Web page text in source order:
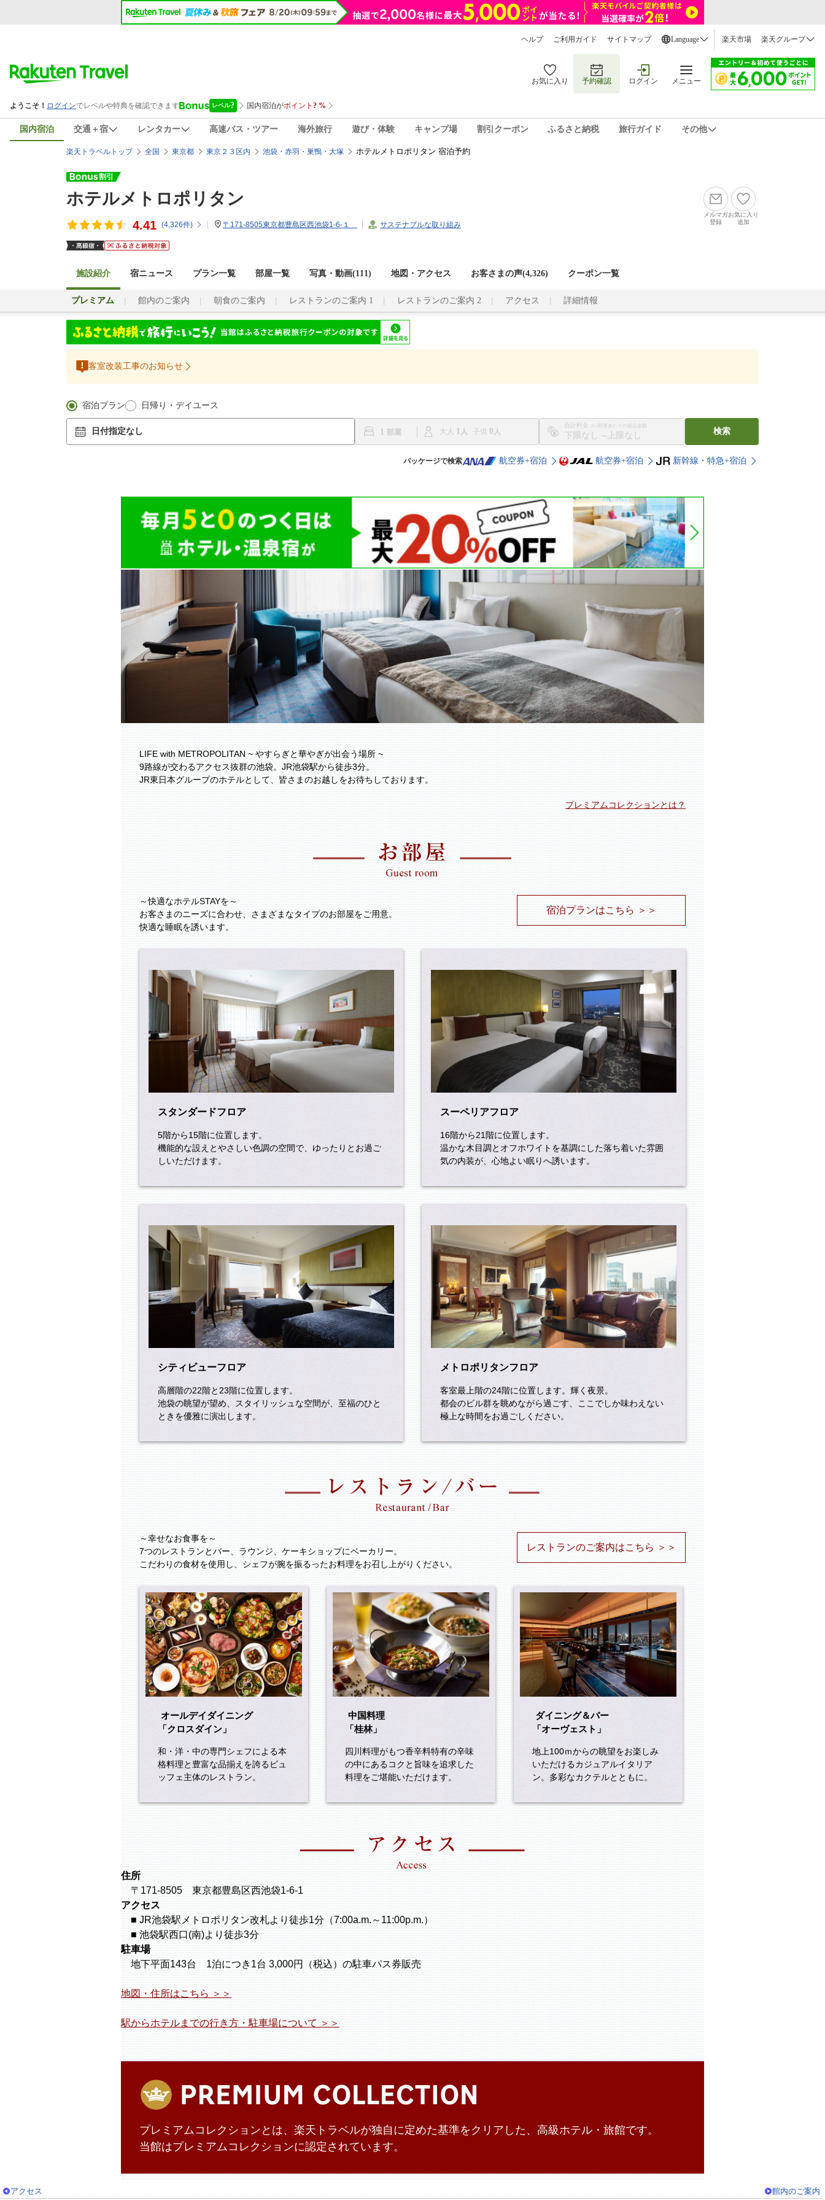
ヘルプ ご利用ガイド サイトマップ Language 楽天市場 楽天グループ
お気に入り 予約確認 ログイン メニュー
国内宿泊 交通＋宿 レンタカー 高速バス・ツアー 海外旅行 遊び・体験 キャンプ場 割引クーポン ふるさと納税 旅行ガイド その他
楽天トラベルトップ 全国 東京都 東京２３区内 池袋・赤羽・巣鴨・大塚 ホテルメトロポリタン 宿泊予約
ホテルメトロポリタン
4.41 (4,326件) 〒171-8505東京都豊島区西池袋1-6-１ サステナブルな取り組み
メルマガ
登録
お気に入り
追加
施設紹介 宿ニュース プラン一覧 部屋一覧 写真・動画(111) 地図・アクセス お客さまの声(4,326) クーポン一覧
プレミアム 館内のご案内 朝食のご案内 レストランのご案内 1 レストランのご案内 2 アクセス 詳細情報
客室改装工事のお知らせ
宿泊プラン 日帰り・デイユース
日付指定なし 1 大人 1 子供 0
合計料金 ※1部屋あたりの税込金額
〜
検索
パッケージで検索 航空券+宿泊 航空券+宿泊 新幹線・特急+宿泊
LIFE with METROPOLITAN ~ やすらぎと華やぎが出会う場所 ~
9路線が交わるアクセス抜群の池袋。JR池袋駅から徒歩3分。
JR東日本グループのホテルとして、皆さまのお越しをお待ちしております。
プレミアムコレクションとは？
～快適なホテルSTAYを～
お客さまのニーズに合わせ、さまざまなタイプのお部屋をご用意。
快適な睡眠を誘います。
宿泊プランはこちら ＞＞
スタンダードフロア
5階から15階に位置します。
機能的な設えとやさしい色調の空間で、ゆったりとお過ご
しいただけます。
スーペリアフロア
16階から21階に位置します。
温かな木目調とオフホワイトを基調にした落ち着いた雰囲
気の内装が、心地よい眠りへ誘います。
シティビューフロア
高層階の22階と23階に位置します。
池袋の眺望が望め、スタイリッシュな空間が、至福のひと
ときを優雅に演出します。
メトロポリタンフロア
客室最上階の24階に位置します。輝く夜景。
都会のビル群を眺めながら過ごす、ここでしか味わえない
極上な時間をお過ごしください。
～幸せなお食事を～
7つのレストランとバー、ラウンジ、ケーキショップにベーカリー。
こだわりの食材を使用し、シェフが腕を振るったお料理をお召し上がりください。
レストランのご案内はこちら ＞＞
オールデイダイニング
「クロスダイン」
和・洋・中の専門シェフによる本
格料理と豊富な品揃えを誇るビュ
ッフェ主体のレストラン。
中国料理
「桂林」
四川料理がもつ香辛料特有の辛味
の中にあるコクと旨味を追求した
料理をご堪能いただけます。
ダイニング＆バー
「オーヴェスト」
地上100ｍからの眺望をお楽しみ
いただけるカジュアルイタリア
ン。多彩なカクテルとともに。
住所
〒171-8505 東京都豊島区西池袋1-6-1
アクセス
■ JR池袋駅メトロポリタン改札より徒歩1分（7:00a.m.～11:00p.m.）
■ 池袋駅西口(南)より徒歩3分
駐車場
地下平面143台 1泊につき1台 3,000円（税込）の駐車パス券販売
地図・住所はこちら ＞＞
駅からホテルまでの行き方・駐車場について ＞＞
プレミアムコレクションとは、楽天トラベルが独自に定めた基準をクリアした、高級ホテル・旅館です。
当館はプレミアムコレクションに認定されています。
アクセス 館内のご案内